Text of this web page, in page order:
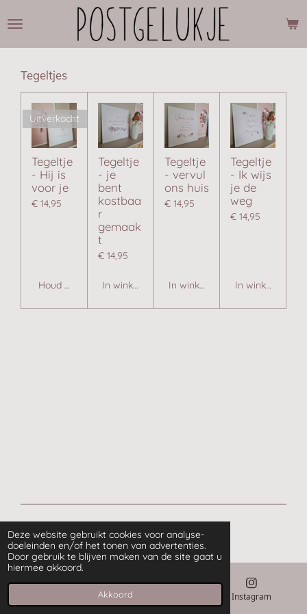
Deze website gebruikt cookies voor analyse-
doeleinden en/of het tonen van advertenties.
Door gebruik te blijven maken van de site gaat u
hiermee akkoord.
Akkoord
direct
hoofdinhoud
Tegeltjes
Uitverkocht
Tegeltje
- Hij is
voor je
€ 14,95
Houd mij op de hoogte
Tegeltje
- je
bent
kostbaa
r
gemaak
t
€ 14,95
In winkelwagen
Tegeltje
- vervul
ons huis
€ 14,95
In winkelwagen
Tegeltje
- Ik wijs
je de
weg
€ 14,95
In winkelwagen
© 2020 - 2026 Postgelukje
Instagram